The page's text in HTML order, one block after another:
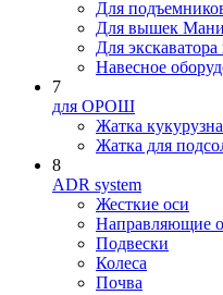
Для
Для вышек
Для
Навесное
7
для ОРОШ
Жатка
Жатка для
8
ADR system
Жесткие оси
Направляющие
Подвески
Колеса
Почва